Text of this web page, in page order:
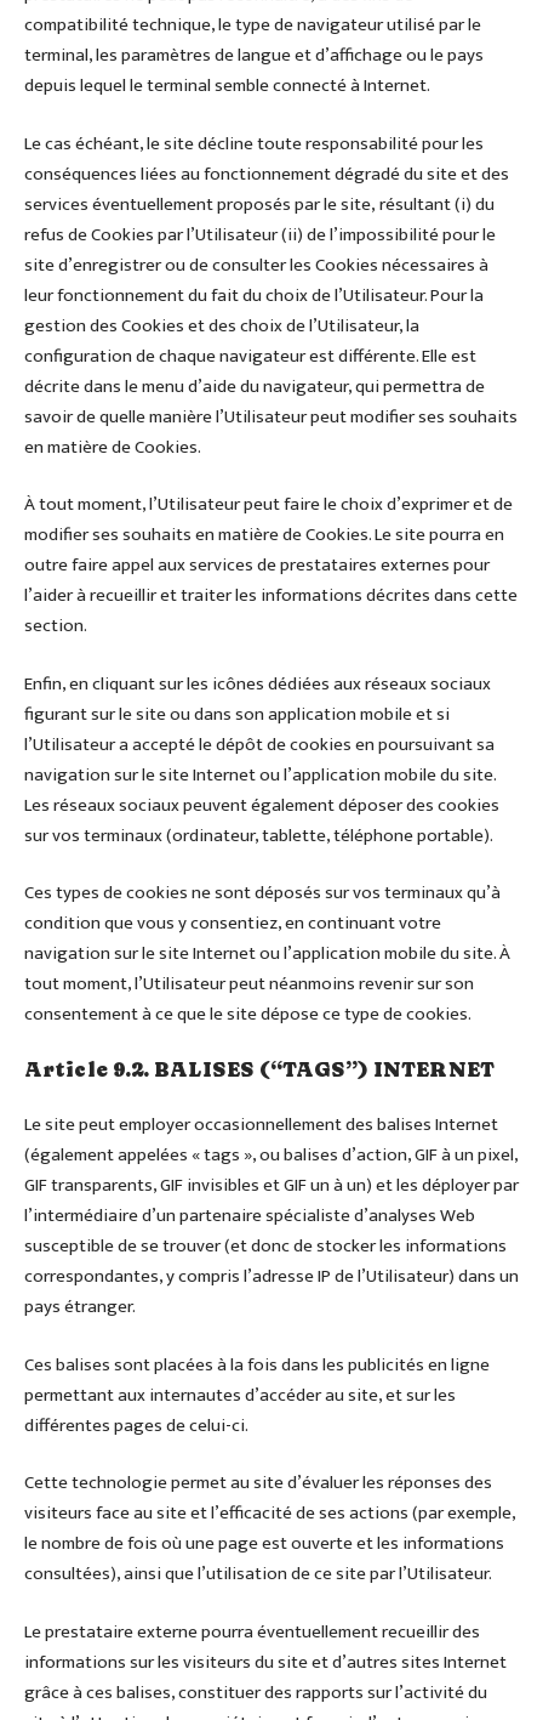
compatibilité technique, le type de navigateur utilisé par le
terminal, les paramètres de langue et d’affichage ou le pays
depuis lequel le terminal semble connecté à Internet.
Le cas échéant, le site décline toute responsabilité pour les
conséquences liées au fonctionnement dégradé du site et des
services éventuellement proposés par le site, résultant (i) du
refus de Cookies par l’Utilisateur (ii) de l’impossibilité pour le
site d’enregistrer ou de consulter les Cookies nécessaires à
leur fonctionnement du fait du choix de l’Utilisateur. Pour la
gestion des Cookies et des choix de l’Utilisateur, la
configuration de chaque navigateur est différente. Elle est
décrite dans le menu d’aide du navigateur, qui permettra de
savoir de quelle manière l’Utilisateur peut modifier ses souhaits
en matière de Cookies.
À tout moment, l’Utilisateur peut faire le choix d’exprimer et de
modifier ses souhaits en matière de Cookies. Le site pourra en
outre faire appel aux services de prestataires externes pour
l’aider à recueillir et traiter les informations décrites dans cette
section.
Enfin, en cliquant sur les icônes dédiées aux réseaux sociaux
figurant sur le site ou dans son application mobile et si
l’Utilisateur a accepté le dépôt de cookies en poursuivant sa
navigation sur le site Internet ou l’application mobile du site.
Les réseaux sociaux peuvent également déposer des cookies
sur vos terminaux (ordinateur, tablette, téléphone portable).
Ces types de cookies ne sont déposés sur vos terminaux qu’à
condition que vous y consentiez, en continuant votre
navigation sur le site Internet ou l’application mobile du site. À
tout moment, l’Utilisateur peut néanmoins revenir sur son
consentement à ce que le site dépose ce type de cookies.
Article 9.2. BALISES (“TAGS”) INTERNET
Le site peut employer occasionnellement des balises Internet
(également appelées « tags », ou balises d’action, GIF à un pixel,
GIF transparents, GIF invisibles et GIF un à un) et les déployer par
l’intermédiaire d’un partenaire spécialiste d’analyses Web
susceptible de se trouver (et donc de stocker les informations
correspondantes, y compris l’adresse IP de l’Utilisateur) dans un
pays étranger.
Ces balises sont placées à la fois dans les publicités en ligne
permettant aux internautes d’accéder au site, et sur les
différentes pages de celui-ci.
Cette technologie permet au site d’évaluer les réponses des
visiteurs face au site et l’efficacité de ses actions (par exemple,
le nombre de fois où une page est ouverte et les informations
consultées), ainsi que l’utilisation de ce site par l’Utilisateur.
Le prestataire externe pourra éventuellement recueillir des
informations sur les visiteurs du site et d’autres sites Internet
grâce à ces balises, constituer des rapports sur l’activité du